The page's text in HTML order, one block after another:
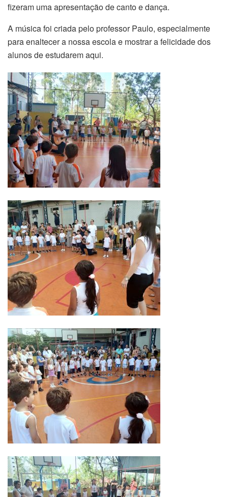
fizeram uma apresentação de canto e dança.
A música foi criada pelo professor Paulo, especialmente
para enaltecer a nossa escola e mostrar a felicidade dos
alunos de estudarem aqui.